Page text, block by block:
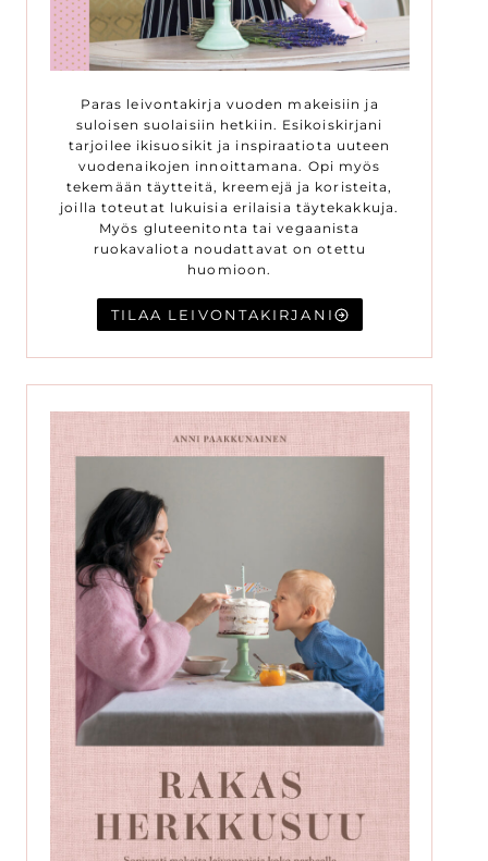
Paras leivontakirja vuoden makeisiin ja
suloisen suolaisiin hetkiin. Esikoiskirjani
tarjoilee ikisuosikit ja inspiraatiota uuteen
vuodenaikojen innoittamana. Opi myös
tekemään täytteitä, kreemejä ja koristeita,
joilla toteutat lukuisia erilaisia täytekakkuja.
Myös gluteenitonta tai vegaanista
ruokavaliota noudattavat on otettu
huomioon.
TILAA LEIVONTAKIRJANI